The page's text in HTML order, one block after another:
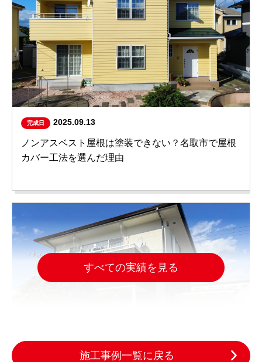
完成日 2025.09.13
ノンアスベスト屋根は塗装できない？名取市で屋根
カバー工法を選んだ理由
すべての実績を見る
施工事例一覧に戻る